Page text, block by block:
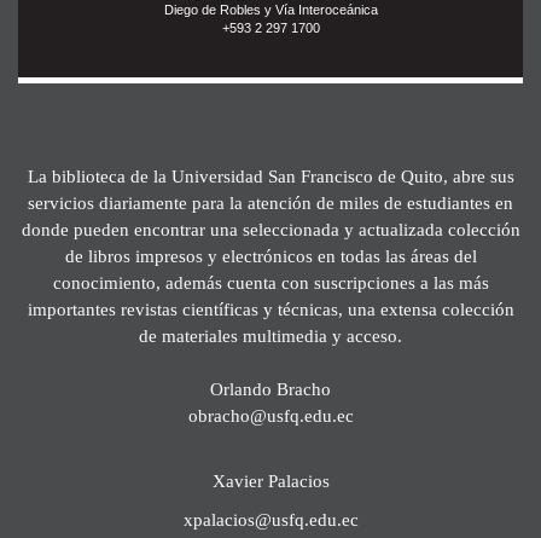
Diego de Robles y Vía Interoceánica
+593 2 297 1700
La biblioteca de la Universidad San Francisco de Quito, abre sus
servicios diariamente para la atención de miles de estudiantes en
donde pueden encontrar una seleccionada y actualizada colección
de libros impresos y electrónicos en todas las áreas del
conocimiento, además cuenta con suscripciones a las más
importantes revistas científicas y técnicas, una extensa colección
de materiales multimedia y acceso.
Orlando Bracho
obracho@usfq.edu.ec
Xavier Palacios
xpalacios@usfq.edu.ec